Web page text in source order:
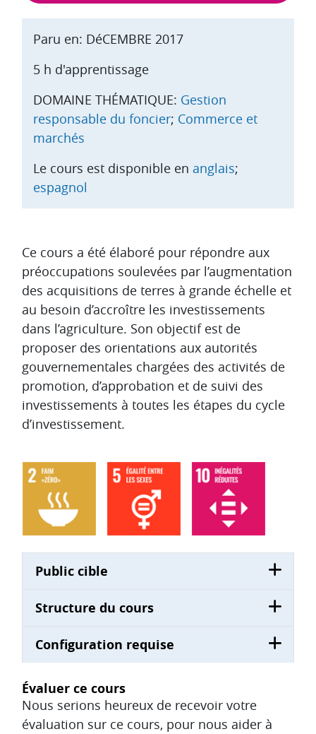
Aperçu des sections
Ce cours a été élaboré pour répondre aux
préoccupations soulevées par l’augmentation
des acquisitions de terres à grande échelle et
au besoin d’accroître les investissements
dans l’agriculture. Son objectif est de
proposer des orientations aux autorités
gouvernementales chargées des activités de
promotion, d’approbation et de suivi des
investissements à toutes les étapes du cycle
d’investissement.
Public cible
Structure du cours
Configuration requise
Évaluer ce cours
Nous serions heureux de recevoir votre
évaluation sur ce cours, pour nous aider à
Paru en: DéCEMBRE 2017
5 h d'apprentissage
DOMAINE THÉMATIQUE: Gestion
responsable du foncier; Commerce et
marchés
Le cours est disponible en anglais;
espagnol